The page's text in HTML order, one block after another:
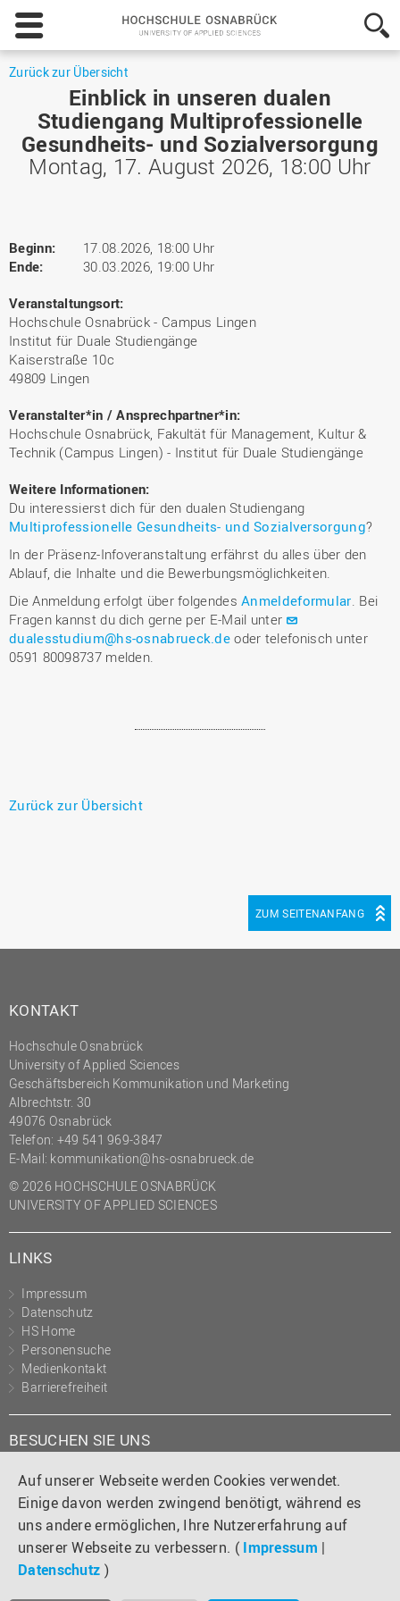
Auf unserer Webseite werden Cookies verwendet.
Einige davon werden zwingend benötigt, während es
uns andere ermöglichen, Ihre Nutzererfahrung auf
unserer Webseite zu verbessern. ( Impressum |
Datenschutz )
Hochschule
Osnabrück
-
Applied
Sciences
Zurück zur Übersicht
Einblick in unseren dualen
Studiengang Multiprofessionelle
Gesundheits- und Sozialversorgung
Montag, 17. August 2026, 18:00 Uhr
Beginn:
17.08.2026, 18:00 Uhr
Ende:
30.03.2026, 19:00 Uhr
Veranstaltungsort:
Hochschule Osnabrück - Campus Lingen
Institut für Duale Studiengänge
Kaiserstraße 10c
49809 Lingen
Veranstalter*in / Ansprechpartner*in:
Hochschule Osnabrück, Fakultät für Management, Kultur &
Technik (Campus Lingen) - Institut für Duale Studiengänge
Weitere Informationen:
Du interessierst dich für den dualen Studiengang
Multiprofessionelle Gesundheits- und Sozialversorgung?
In der Präsenz-Infoveranstaltung erfährst du alles über den
Ablauf, die Inhalte und die Bewerbungsmöglichkeiten.
Die Anmeldung erfolgt über folgendesAnmeldeformular. Bei
Fragen kannst du dich gerne per E-Mail unter
dualesstudium@hs-osnabrueck.de oder telefonisch unter
0591 80098737 melden.
Zurück zur Übersicht
ZUM SEITENANFANG
KONTAKT
Hochschule Osnabrück
University of Applied Sciences
Geschäftsbereich Kommunikation und Marketing
Albrechtstr. 30
49076 Osnabrück
Telefon: +49 541 969-3847
E-Mail: kommunikation@hs-osnabrueck.de
© 2026 HOCHSCHULE OSNABRÜCK
UNIVERSITY OF APPLIED SCIENCES
LINKS
Impressum
Datenschutz
HS Home
Personensuche
Medienkontakt
Barrierefreiheit
BESUCHEN SIE UNS
Instagram
TiktokLinkedIn
YouTube
Facebook